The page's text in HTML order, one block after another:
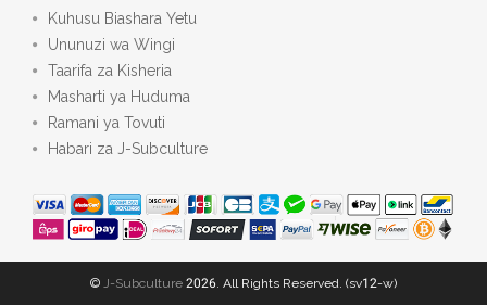
Kuhusu Biashara Yetu
Ununuzi wa Wingi
Taarifa za Kisheria
Masharti ya Huduma
Ramani ya Tovuti
Habari za J-Subculture
© J-Subculture 2026. All Rights Reserved. (sv12-w)